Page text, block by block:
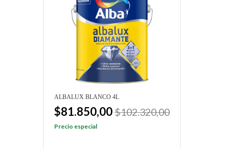
ALBALUX BLANCO 4L
$81.850,00$102.320,00
Precio especial